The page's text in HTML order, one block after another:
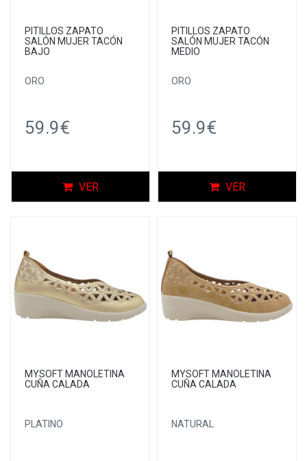
PITILLOS ZAPATO
SALÓN MUJER TACÓN
BAJO
ORO
59.9€
VER
PITILLOS ZAPATO
SALÓN MUJER TACÓN
MEDIO
ORO
59.9€
VER
MYSOFT MANOLETINA
CUÑA CALADA
PLATINO
MYSOFT MANOLETINA
CUÑA CALADA
NATURAL